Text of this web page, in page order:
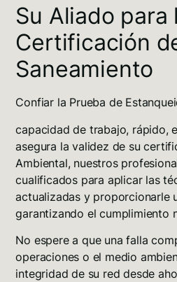
Su Aliado para
Certificación
Saneamiento
Confiar la Prueba de
capacidad de trabajo, rápido,
asegura la validez de su
Ambiental, nuestros
cualificados para aplicar las
actualizadas y proporcionarle
garantizando el cumplimiento
No espere a que una falla
operaciones o el medio
integridad de su red desde